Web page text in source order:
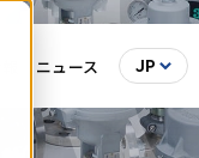
ニュース JP